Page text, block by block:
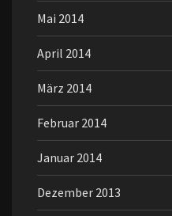
Mai 2014
April 2014
März 2014
Februar 2014
Januar 2014
Dezember 2013